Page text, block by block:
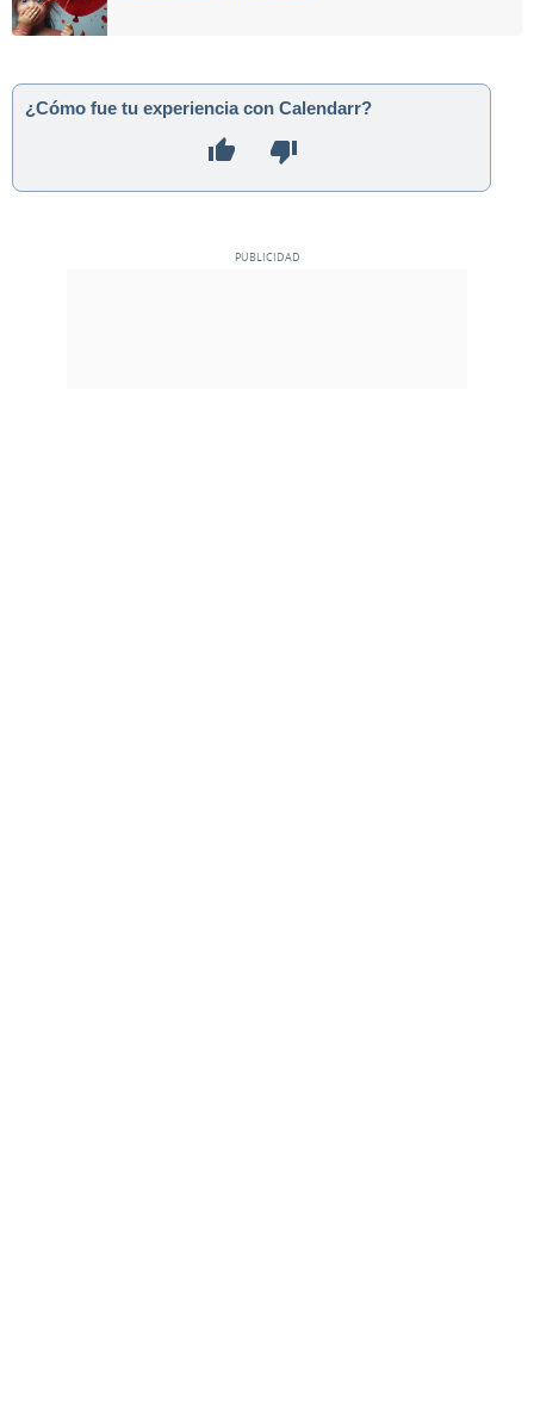
¿Cómo fue tu experiencia con Calendarr?